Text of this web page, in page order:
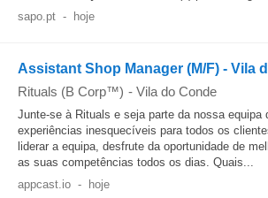
sapo.pt - hoje
Assistant Shop Manager (M/F) - Vila
Rituals (B Corp™) - Vila do Conde
Junte-se à Rituals e seja parte da nossa equipa
experiências inesquecíveis para todos os
liderar a equipa, desfrute da oportunidade de
as suas competências todos os dias. Quais...
appcast.io - hoje